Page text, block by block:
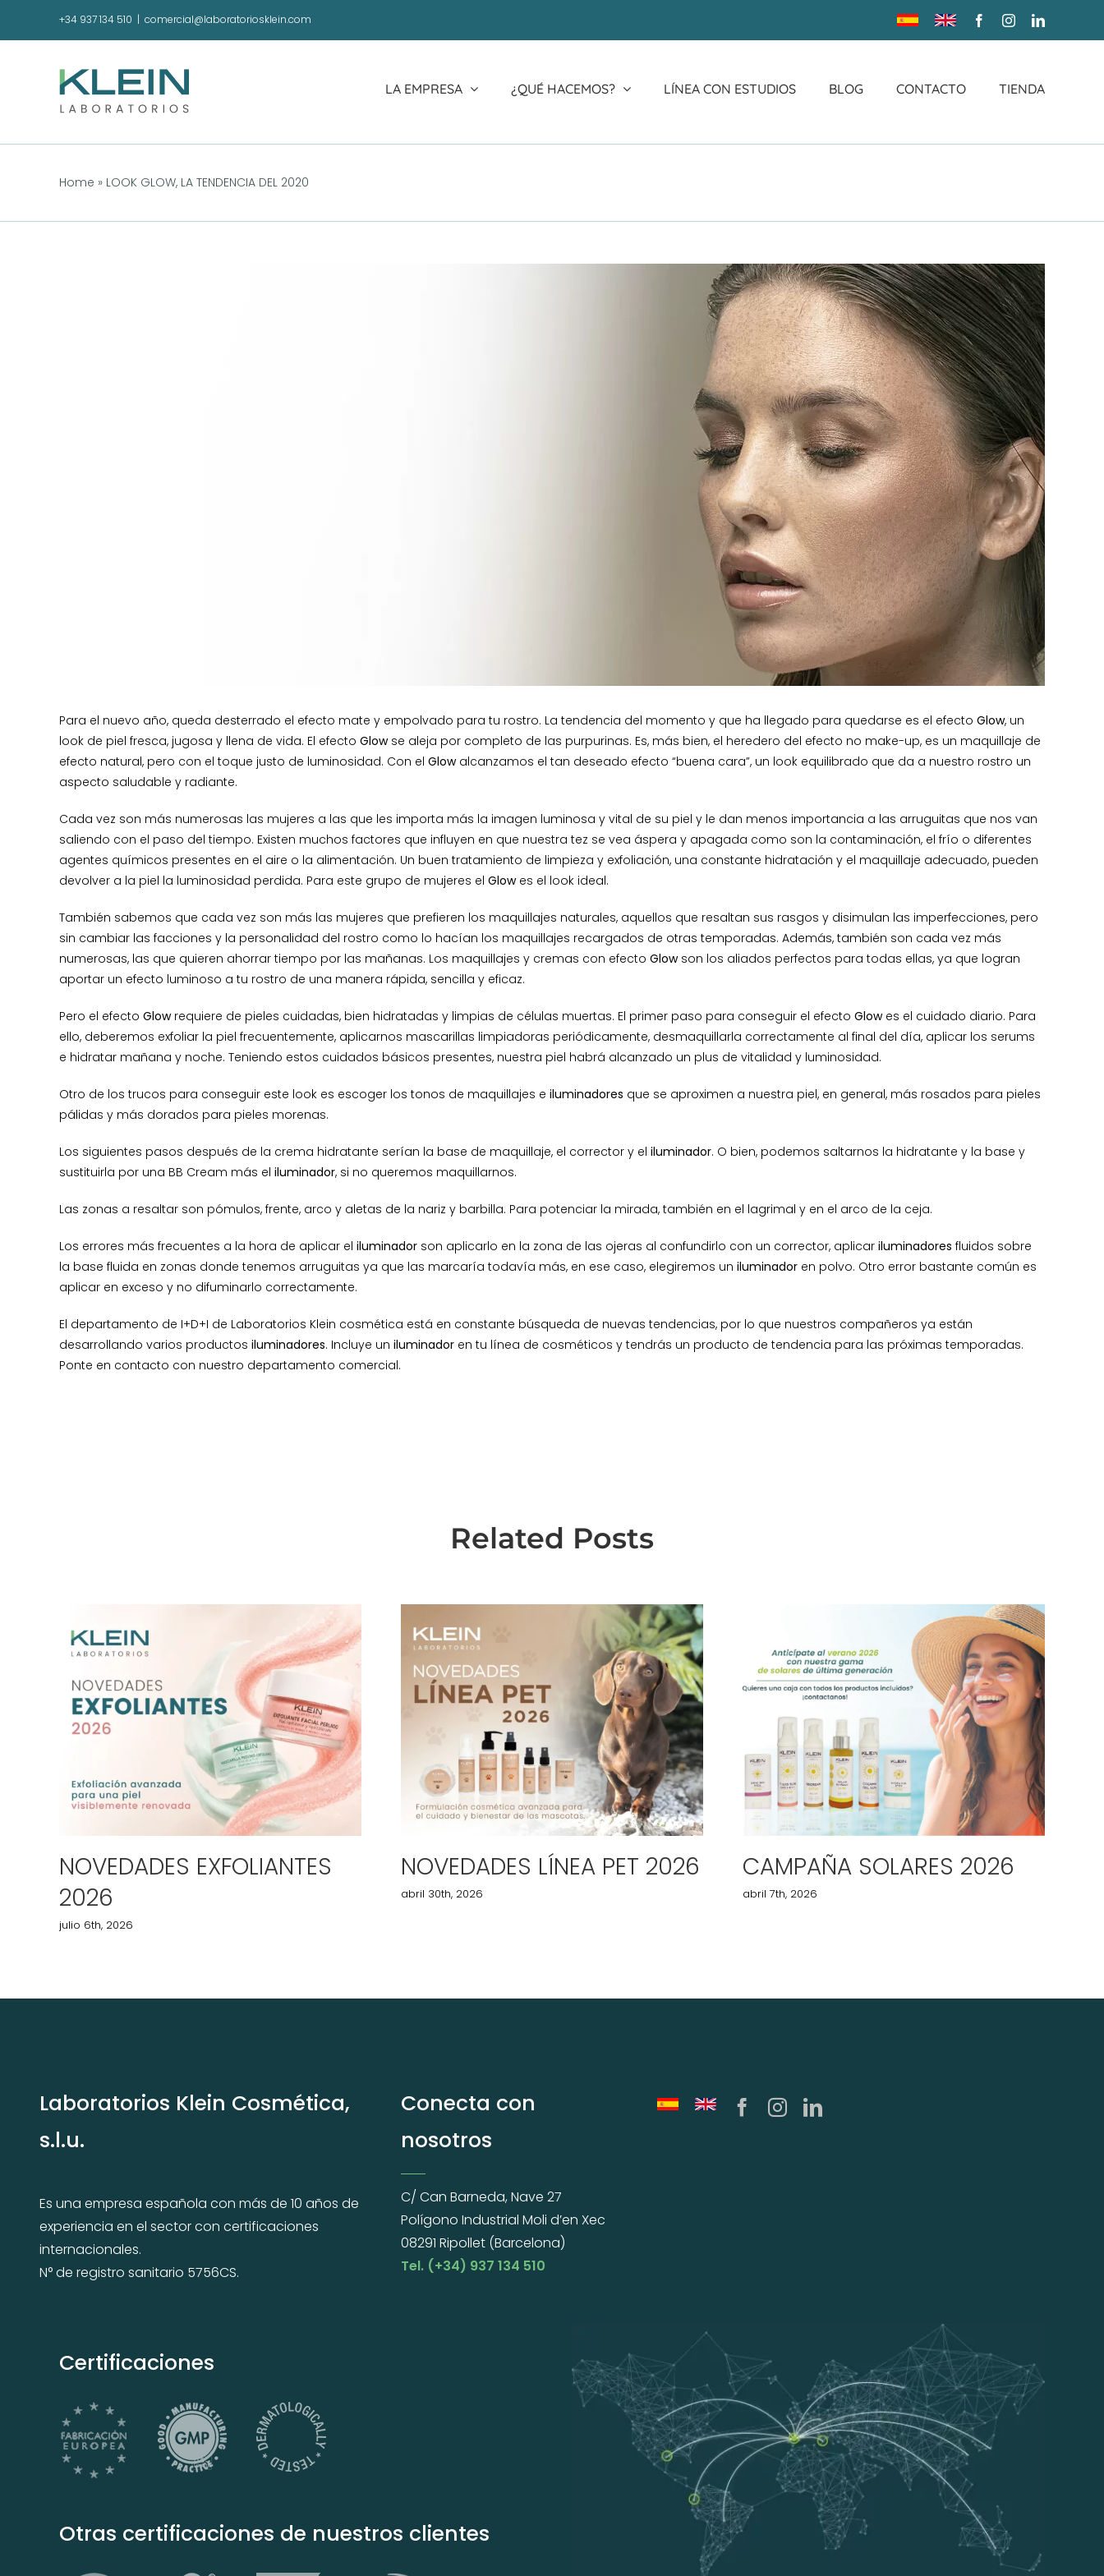
+34 937 134 510 | comercial@laboratoriosklein.com
TraducirTranslate
FacebookInstagramLinkedIn
LA EMPRESA ¿QUÉ HACEMOS? LÍNEA CON ESTUDIOS BLOG CONTACTO TIENDA
Home » LOOK GLOW, LA TENDENCIA DEL 2020
Para el nuevo año, queda desterrado el efecto mate y empolvado para tu rostro. La tendencia del momento y que ha llegado para quedarse es el efecto Glow, un
look de piel fresca, jugosa y llena de vida. El efecto Glowse aleja por completo de las purpurinas. Es, más bien, el heredero del efecto no make-up, es un maquillaje de
efecto natural, pero con el toque justo de luminosidad. Con el Glowalcanzamos el tan deseado efecto “buena cara”, un look equilibrado que da a nuestro rostro un
aspecto saludable y radiante.
Cada vez son más numerosas las mujeres a las que les importa más la imagen luminosa y vital de su piel y le dan menos importancia a las arruguitas que nos van
saliendo con el paso del tiempo. Existen muchos factores que influyen en que nuestra tez se vea áspera y apagada como son la contaminación, el frío o diferentes
agentes químicos presentes en el aire o la alimentación. Un buen tratamiento de limpieza y exfoliación, una constante hidratación y el maquillaje adecuado, pueden
devolver a la piel la luminosidad perdida. Para este grupo de mujeres el Glowes el look ideal.
También sabemos que cada vez son más las mujeres que prefieren los maquillajes naturales, aquellos que resaltan sus rasgos y disimulan las imperfecciones, pero
sin cambiar las facciones y la personalidad del rostro como lo hacían los maquillajes recargados de otras temporadas. Además, también son cada vez más
numerosas, las que quieren ahorrar tiempo por las mañanas. Los maquillajes y cremas con efecto Glowson los aliados perfectos para todas ellas, ya que logran
aportar un efecto luminoso a tu rostro de una manera rápida, sencilla y eficaz.
Pero el efecto Glowrequiere de pieles cuidadas, bien hidratadas y limpias de células muertas. El primer paso para conseguir el efecto Glowes el cuidado diario. Para
ello, deberemos exfoliar la piel frecuentemente, aplicarnos mascarillas limpiadoras periódicamente, desmaquillarla correctamente al final del día, aplicar los serums
e hidratar mañana y noche. Teniendo estos cuidados básicos presentes, nuestra piel habrá alcanzado un plus de vitalidad y luminosidad.
Otro de los trucos para conseguir este look es escoger los tonos de maquillajes e iluminadores que se aproximen a nuestra piel, en general, más rosados para pieles
pálidas y más dorados para pieles morenas.
Los siguientes pasos después de la crema hidratante serían la base de maquillaje, el corrector y el iluminador. O bien, podemos saltarnos la hidratante y la base y
sustituirla por una BB Cream más el iluminador, si no queremos maquillarnos.
Las zonas a resaltar son pómulos, frente, arco y aletas de la nariz y barbilla. Para potenciar la mirada, también en el lagrimal y en el arco de la ceja.
Los errores más frecuentes a la hora de aplicar el iluminador son aplicarlo en la zona de las ojeras al confundirlo con un corrector, aplicar iluminadores fluidos sobre
la base fluida en zonas donde tenemos arruguitas ya que las marcaría todavía más, en ese caso, elegiremos un iluminador en polvo. Otro error bastante común es
aplicar en exceso y no difuminarlo correctamente.
El departamento de I+D+I de Laboratorios Klein cosmética está en constante búsqueda de nuevas tendencias, por lo que nuestros compañeros ya están
desarrollando varios productos iluminadores. Incluye un iluminador en tu línea de cosméticos y tendrás un producto de tendencia para las próximas temporadas.
Ponte en contacto con nuestro departamento comercial.
Related Posts
NOVEDADES EXFOLIANTES
2026
julio 6th, 2026
NOVEDADES LÍNEA PET 2026
abril 30th, 2026
CAMPAÑA SOLARES 2026
abril 7th, 2026
Laboratorios Klein Cosmética,
s.l.u.
Es una empresa española con más de 10 años de
experiencia en el sector con certificaciones
internacionales.
N° de registro sanitario 5756CS.
Conecta con
nosotros
C/ Can Barneda, Nave 27
Polígono Industrial Moli d’en Xec
08291 Ripollet (Barcelona)
Tel. (+34) 937 134 510
Certificaciones
Otras certificaciones de nuestros clientes